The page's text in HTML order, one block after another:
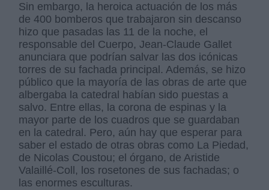
Sin embargo, la heroica actuación de los más
de 400 bomberos que trabajaron sin descanso
hizo que pasadas las 11 de la noche, el
responsable del Cuerpo, Jean-Claude Gallet
anunciara que podrían salvar las dos icónicas
torres de su fachada principal. Además, se hizo
público que la mayoría de las obras de arte que
albergaba la catedral habían sido puestas a
salvo. Entre ellas, la corona de espinas y la
mayor parte de los cuadros que se guardaban
en la catedral. Pero, aún hay que esperar para
saber el estado de otras obras como La Piedad,
de Nicolas Coustou; el órgano, de Aristide
Valaillé-Coll, los rosetones de sus fachadas; o
las enormes esculturas.